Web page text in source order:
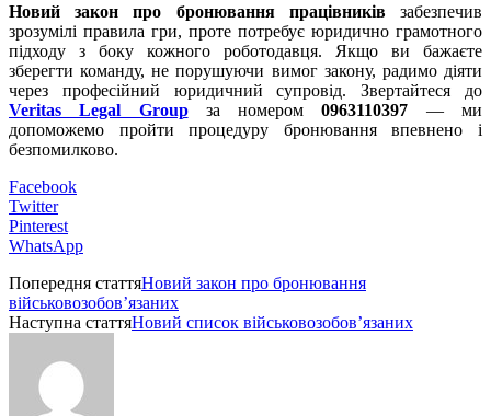
Новий закон про бронювання працівниківзабезпечив
зрозумілі правила гри, проте потребує юридично грамотного
підходу з боку кожного роботодавця. Якщо ви бажаєте
зберегти команду, не порушуючи вимог закону, радимо діяти
через професійний юридичний супровід. Звертайтеся до
Veritas Legal Groupза номером0963110397 — ми
допоможемо пройти процедуру бронювання впевнено і
безпомилково.
Facebook
Twitter
Pinterest
WhatsApp
Попередня статтяНовий закон про бронювання
військовозобов’язаних
Наступна статтяНовий список військовозобов’язаних